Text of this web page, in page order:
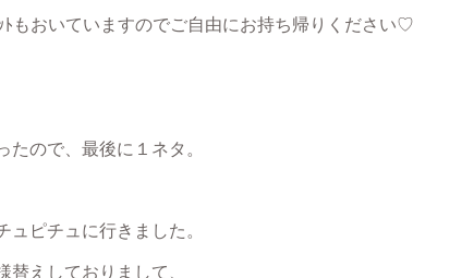
ﾄもおいていますのでご自由にお持ち帰りください♡
ので、最後に１ネタ。
ピチュに行きました。
えしておりまして、